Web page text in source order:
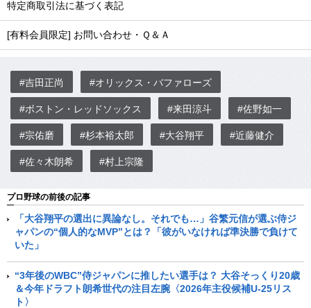
特定商取引法に基づく表記
[有料会員限定] お問い合わせ・Ｑ＆Ａ
#吉田正尚 #オリックス・バファローズ
#ボストン・レッドソックス #来田涼斗 #佐野如一
#宗佑磨 #杉本裕太郎 #大谷翔平 #近藤健介
#佐々木朗希 #村上宗隆
プロ野球の前後の記事
「大谷翔平の選出に異論なし。それでも…」谷繁元信が選ぶ侍ジ
ャパンの“個人的なMVP”とは？「彼がいなければ準決勝で負けて
いた」
“3年後のWBC”侍ジャパンに推したい選手は？ 大谷そっくり20歳
＆今年ドラフト朗希世代の注目左腕〈2026年主役候補U-25リス
ト〉